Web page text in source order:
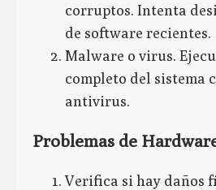
corruptos. Intenta
de software recientes.
Malware o virus.
completo del sistema
antivirus.
Problemas de
Verifica si hay daños